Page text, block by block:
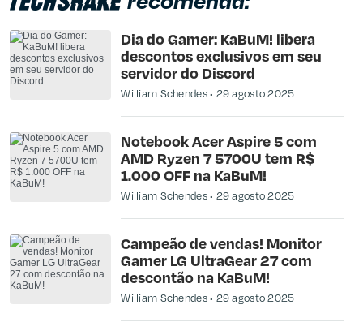
Dia do Gamer: KaBuM! libera
descontos exclusivos em seu
servidor do Discord
William Schendes 29 agosto 2025
Notebook Acer Aspire 5 com
AMD Ryzen 7 5700U tem R$
1.000 OFF na KaBuM!
William Schendes 29 agosto 2025
Campeão de vendas! Monitor
Gamer LG UltraGear 27 com
descontão na KaBuM!
William Schendes 29 agosto 2025